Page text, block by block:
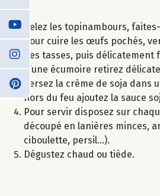
Pelez les topinambours,
Pour cuire les œufs pochés,
des tasses, puis
d’une écumoire retirez
Versez la crème de soja
hors du feu ajoutez la sauce
Pour servir disposez sur
découpé en lanières minces,
ciboulette, persil…).
Dégustez chaud ou tiède.